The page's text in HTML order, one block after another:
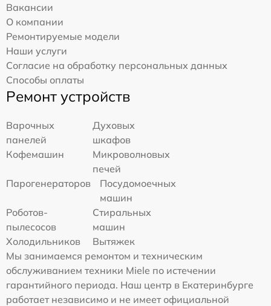
Вакансии
О компании
Ремонтируемые модели
Наши услуги
Согласие на обработку персональных данных
Способы оплаты
Ремонт устройств
Варочных
панелей
Духовых
шкафов
Кофемашин
Микроволновых
печей
Парогенераторов
Посудомоечных
машин
Роботов-
пылесосов
Стиральных
машин
Холодильников
Вытяжек
Мы занимаемся ремонтом и техническим
обслуживанием техники Miele по истечении
гарантийного периода. Наш центр в Екатеринбурге
работает независимо и не имеет официальной